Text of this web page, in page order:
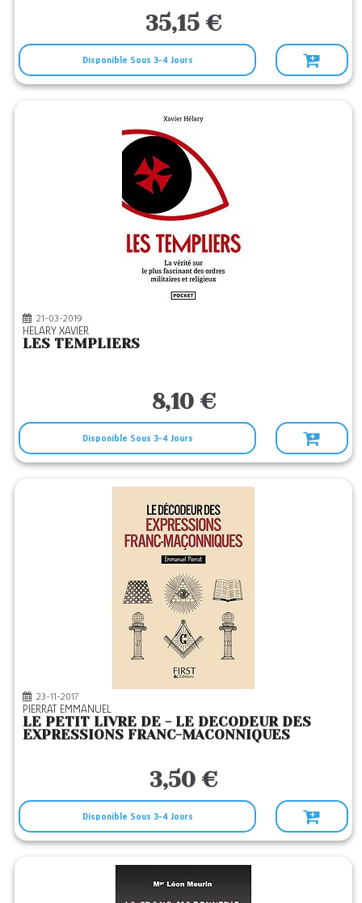
35,15 €
Disponible Sous 3-4 Jours
21-03-2019
HELARY XAVIER
LES TEMPLIERS
8,10 €
Disponible Sous 3-4 Jours
23-11-2017
PIERRAT EMMANUEL
LE PETIT LIVRE DE - LE DECODEUR DES
EXPRESSIONS FRANC-MACONNIQUES
3,50 €
Disponible Sous 3-4 Jours